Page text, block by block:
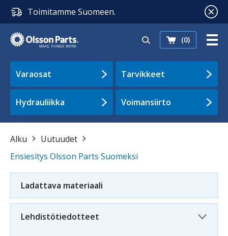
Toimitamme Suomeen.
(0)
Varaosat Tarvikkeet
Hydrauliikka Voimansiirto
Alku
Uutuudet
Ensiesitys Olsson Parts Suomeksi
Ladattava materiaali
Lehdistötiedotteet